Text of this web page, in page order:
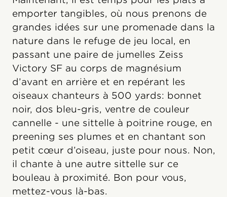
emporter tangibles, où nous prenons de
grandes idées sur une promenade dans la
nature dans le refuge de jeu local, en
passant une paire de jumelles Zeiss
Victory SF au corps de magnésium
d’avant en arrière et en repérant les
oiseaux chanteurs à 500 yards: bonnet
noir, dos bleu-gris, ventre de couleur
cannelle - une sittelle à poitrine rouge, en
preening ses plumes et en chantant son
petit cœur d’oiseau, juste pour nous. Non,
il chante à une autre sittelle sur ce
bouleau à proximité. Bon pour vous,
mettez-vous là-bas.